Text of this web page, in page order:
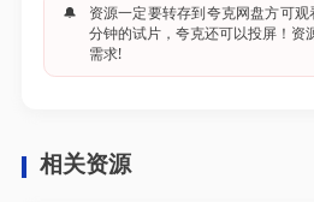
🔔
资源一定要转存到夸克网盘方可
分钟的试片，夸克还可以投屏！资
需求!
相关资源